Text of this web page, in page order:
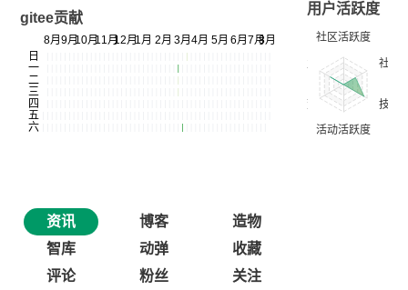
gitee贡献
用户活跃度
资讯 博客
造物
智库
动弹
收藏
评论
粉丝 关注